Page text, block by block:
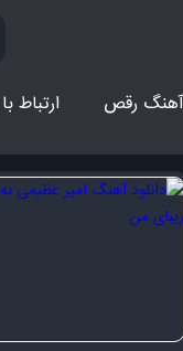
آهنگ رقص ارتباط